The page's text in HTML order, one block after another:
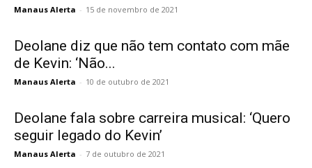
Manaus Alerta - 15 de novembro de 2021
Deolane diz que não tem contato com mãe
de Kevin: ‘Não...
Manaus Alerta - 10 de outubro de 2021
Deolane fala sobre carreira musical: ‘Quero
seguir legado do Kevin’
Manaus Alerta - 7 de outubro de 2021